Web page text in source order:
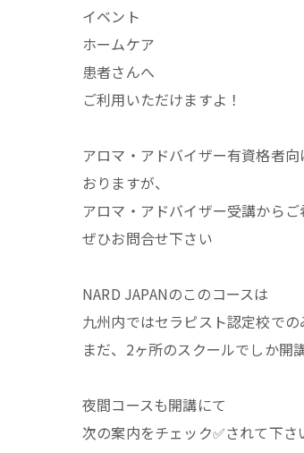
イベント
ホームケア
患者さんへ
ご利用いただけますよ！
アロマ・アドバイザー有資格者向
おりますが、
アロマ・アドバイザー受講からご
ぜひお問合せ下さい
NARD JAPANのこのコースは
九州内ではセラピスト認定校で
まだ、2ヶ所のスクールでしか開
夜間コースも開講にて
次の案内をチェック✅されて下さ